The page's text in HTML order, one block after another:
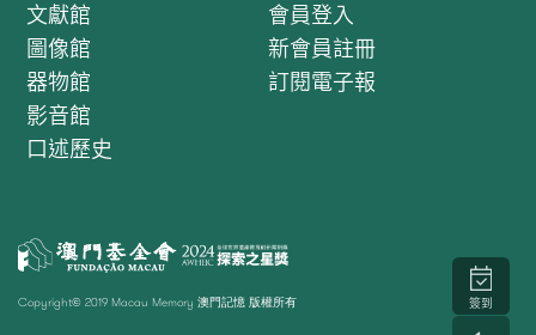
文獻館
圖像館
器物館
影音館
口述歷史
會員登入
新會員註冊
訂閱電子報
Copyright© 2019 Macau Memory 澳門記憶 版權所有 簽到